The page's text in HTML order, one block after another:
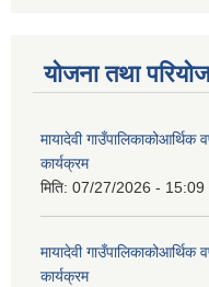
योजना तथा
मायादेवी
कार्यक्रम
मिति: 07/27/2026 - 15:09
मायादेवी
कार्यक्रम